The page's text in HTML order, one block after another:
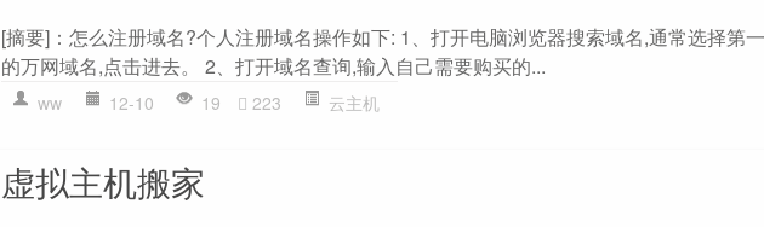
[摘要]：怎么注册域名?个人注册域名操作如下: 1、打开电脑浏览器搜索域名,通常选择第
的万网域名,点击进去。 2、打开域名查询,输入自己需要购买的...
ww 12-10 19 223 云主机
虚拟主机搬家